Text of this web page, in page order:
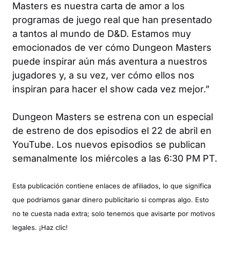
Masters es nuestra carta de amor a los
programas de juego real que han presentado
a tantos al mundo de D&D. Estamos muy
emocionados de ver cómo Dungeon Masters
puede inspirar aún más aventura a nuestros
jugadores y, a su vez, ver cómo ellos nos
inspiran para hacer el show cada vez mejor.”
Dungeon Masters se estrena con un especial
de estreno de dos episodios el 22 de abril en
YouTube. Los nuevos episodios se publican
semanalmente los miércoles a las 6:30 PM PT.
Esta publicación contiene enlaces de afiliados, lo que significa
que podríamos ganar dinero publicitario si compras algo. Esto
no te cuesta nada extra; solo tenemos que avisarte por motivos
legales. ¡Haz clic!